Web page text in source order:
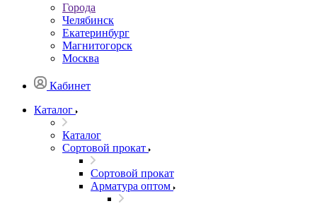
Города
Челябинск
Екатеринбург
Магнитогорск
Москва
Кабинет
Каталог
Каталог
Сортовой прокат
Сортовой прокат
Арматура оптом